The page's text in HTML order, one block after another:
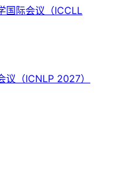
国际会议 （ICCLL